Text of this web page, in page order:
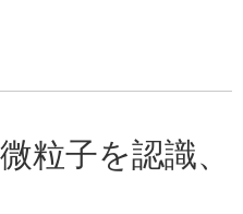
粒子を認識、